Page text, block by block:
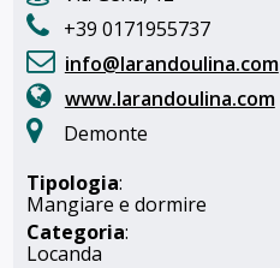
+39 0171955737
info@larandoulina.com
www.larandoulina.com
Demonte
Tipologia:
Mangiare e dormire
Categoria:
Locanda